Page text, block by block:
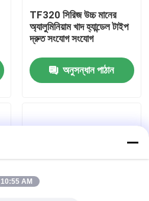
TF320 সিরিজ উচ্চ মানের
অ্যালুমিনিয়াম খাদ হ্যান্ডেল টাইপ
দ্রুত সংযোগ সংযোগ
অনুসন্ধান পাঠান
10:55 AM